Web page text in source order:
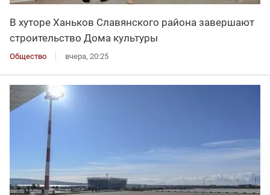
В хуторе Ханьков Славянского района завершают
строительство Дома культуры
Общество вчера, 20:25